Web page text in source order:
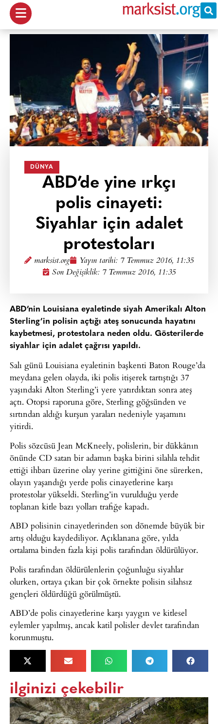
DÜNYA
ABD’de yine ırkçı
polis cinayeti:
Siyahlar için adalet
protestoları
marksist.org Yayın tarihi: 7 Temmuz 2016, 11:35
Son Değişiklik: 7 Temmuz 2016, 11:35
ABD’nin Louisiana eyaletinde siyah Amerikalı Alton
Sterling’in polisin açtığı ateş sonucunda hayatını
kaybetmesi, protestolara neden oldu. Gösterilerde
siyahlar için adalet çağrısı yapıldı.
Salı günü Louisiana eyaletinin başkenti Baton Rouge’da
meydana gelen olayda, iki polis itişerek tartıştığı 37
yaşındaki Alton Sterling’i yere yatırdıktan sonra ateş
açtı. Otopsi raporuna göre, Sterling göğsünden ve
sırtından aldığı kurşun yaraları nedeniyle yaşamını
yitirdi.
Polis sözcüsü Jean McKneely, polislerin, bir dükkânın
önünde CD satan bir adamın başka birini silahla tehdit
ettiği ihbarı üzerine olay yerine gittiğini öne sürerken,
olayın yaşandığı yerde polis cinayetlerine karşı
protestolar yükseldi. Sterling’in vurulduğu yerde
toplanan kitle bazı yolları trafiğe kapadı.
ABD polisinin cinayetlerinden son dönemde büyük bir
artış olduğu kaydediliyor. Açıklanana göre, yılda
ortalama binden fazla kişi polis tarafından öldürülüyor.
Polis tarafından öldürülenlerin çoğunluğu siyahlar
olurken, ortaya çıkan bir çok örnekte polisin silahsız
gençleri öldürdüğü görülmüştü.
ABD’de polis cinayetlerine karşı yaygın ve kitlesel
eylemler yapılmış, ancak katil polisler devlet tarafından
korunmuştu.
ilginizi çekebilir